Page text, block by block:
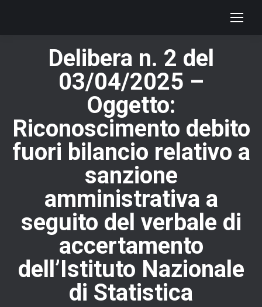
Delibera n. 2 del
03/04/2025 –
Oggetto:
Riconoscimento debito
fuori bilancio relativo a
sanzione
amministrativa a
seguito del verbale di
accertamento
dell’Istituto Nazionale
di Statistica